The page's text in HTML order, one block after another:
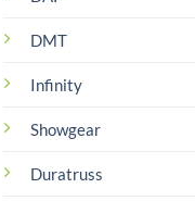
DMT
Infinity
Showgear
Duratruss